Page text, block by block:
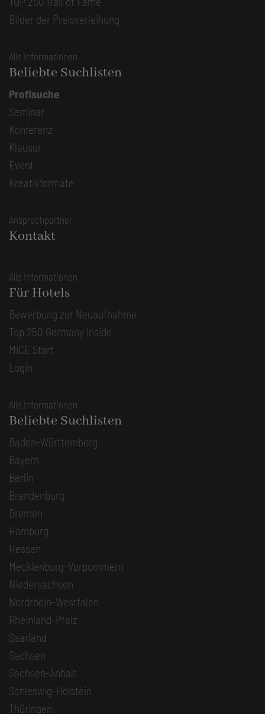
Bilder der Preisverleihung
Alle Informationen
Beliebte Suchlisten
Profisuche
Seminar
Konferenz
Klausur
Event
Kreativformate
Ansprechpartner
Kontakt
Alle Informationen
Für Hotels
Bewerbung zur Neuaufnahme
Top 250 Germany Inside
MICE Start
Login
Alle Informationen
Beliebte Suchlisten
Baden-Württemberg
Bayern
Berlin
Brandenburg
Bremen
Hamburg
Hessen
Mecklenburg-Vorpommern
Niedersachsen
Nordrhein-Westfalen
Rheinland-Pfalz
Saarland
Sachsen
Sachsen-Anhalt
Schleswig-Holstein
Thüringen